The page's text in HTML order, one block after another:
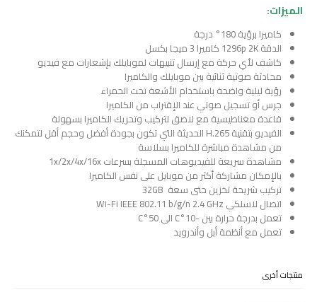
الميزات:
كاميرا برؤية 180° درجة
الدقة 1296p 2K كاميرا 3 ميجا بكسل
كاشف لأي حركة مع إرسال تنبيهات لموبايلك بإشعارات مع فيديو
محادثة صوتية ثنائية بين موبايلك والكاميرا
رؤية ليلية واضحة باستخدام الأشعة تحت الحمراء
جرس أو تسجيل صوتي عند الإقتراب من الكاميرا
قاعدة مغناطيسية مع لاصق لتركيب وتحريك الكاميرا بسهولة
الفيديو بتقنية H.265 الحديثة التي تكون بجودة أفضل وحجم أقل لتمكنك
من مشاهدة مباشرة للكاميرا بسلاسة
مشاهدة سريعة للفيديوهات المسجلة بسرعات 1x/2x/4x/16x
بالإمكان مشاركة أكثر من موبايل على نفس الكاميرا
تركيب شريحة تخزين حتى سعة 32GB
اتصال لاسلكي Wi-Fi IEEE 802.11 b/g/n 2.4 GHz
تعمل بدرجة حرارة بين -10°C الى 50°C
تعمل مع أنظمة أبل وأندرويد
منتجات أخرى